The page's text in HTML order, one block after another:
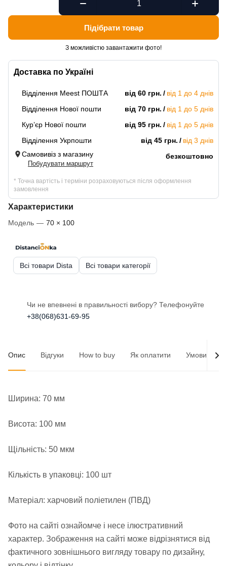
Доставка по Україні
Відділення Meest ПОШТА від 60 грн.
від 1 до 4 днів
Відділення Нової пошти
від 70 грн.
від 1 до 5 днів
Кур’єр Нової пошти
від 95 грн.
від 1 до 5 днів
Відділення Укрпошти
від 45 грн.
від 3 днів
Самовивіз з магазину
Побудувати маршрут
безкоштовно
* Точна вартість і терміни розраховуються після оформлення
замовлення
Характеристики
Модель — 70 × 100
Підібрати товар
З можливістю завантажити фото!
Всі товари Dista Всі товари категорії
Чи не впевнені в правильності вибору? Телефонуйте
+38(068)631-69-95
Опис Відгуки How to buy Як оплатити Умови
Ширина: 70 мм
Висота: 100 мм
Щільність: 50 мкм
Кількість в упаковці: 100 шт
Матеріал: харчовий поліетилен (ПВД)
Фото на сайті ознайомче і несе ілюстративний
характер. Зображення на сайті може відрізнятися від
фактичного зовнішнього вигляду товару по дизайну,